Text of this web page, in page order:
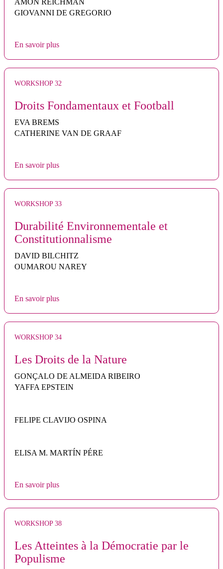
AMON REICHMAN
GIOVANNI DE GREGORIO
En savoir plus
WORKSHOP 32
Droits Fondamentaux et Football
EVA BREMS
CATHERINE VAN DE GRAAF
En savoir plus
WORKSHOP 33
Durabilité Environnementale et
Constitutionnalisme
DAVID BILCHITZ
OUMAROU NAREY
En savoir plus
WORKSHOP 34
Les Droits de la Nature
GONÇALO DE ALMEIDA RIBEIRO
YAFFA EPSTEIN
FELIPE CLAVIJO OSPINA
ELISA M. MARTÍN PÉRE
En savoir plus
WORKSHOP 38
Les Atteintes à la Démocratie par le
Populisme